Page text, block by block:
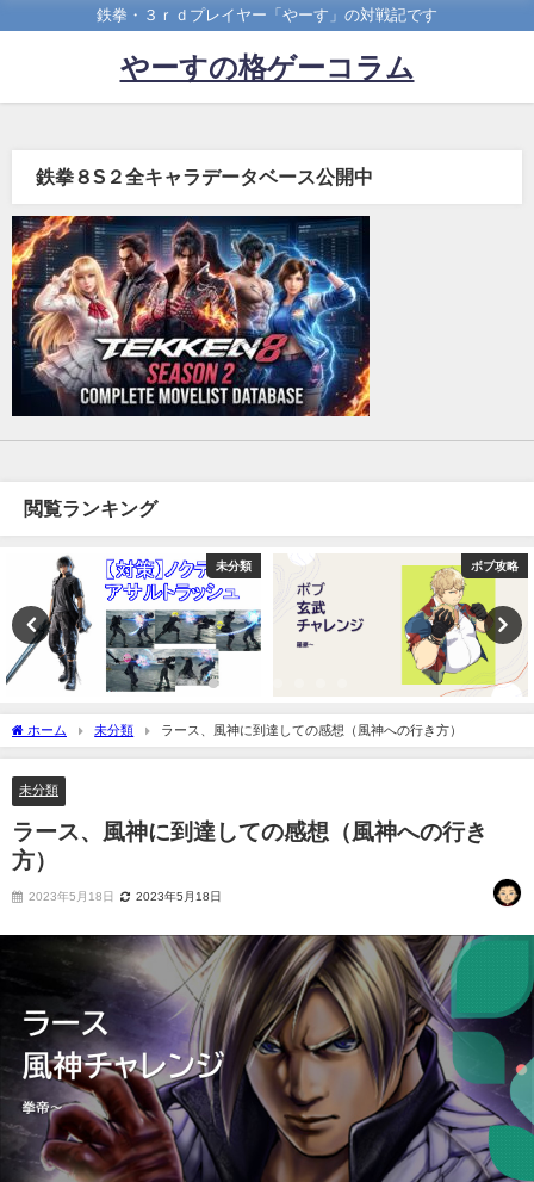
鉄拳・３ｒｄプレイヤー「やーす」の対戦記です
やーすの格ゲーコラム
鉄拳８S２全キャラデータベース公開中
閲覧ランキング
未分類 ボブ攻略
ホーム 未分類 ラース、風神に到達しての感想（風神への行き方）
未分類
ラース、風神に到達しての感想（風神への行き
方）
2023年5月18日 2023年5月18日